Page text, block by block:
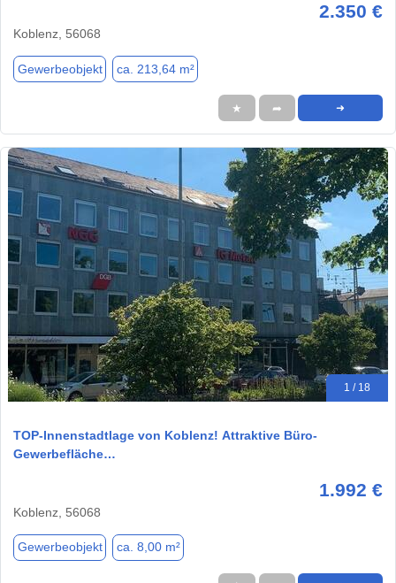
2.350 €
Koblenz, 56068
Gewerbeobjekt ca. 213,64 m²
★ ➦ ➜
1 / 18
TOP-Innenstadtlage von Koblenz! Attraktive Büro-
Gewerbefläche…
1.992 €
Koblenz, 56068
Gewerbeobjekt ca. 8,00 m²